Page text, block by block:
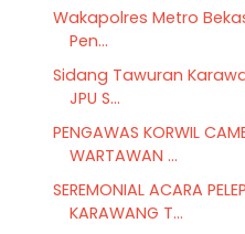
Wakapolres Metro
Pen...
Sidang Tawuran
JPU S...
PENGAWAS KORWIL
WARTAWAN ...
SEREMONIAL ACARA
KARAWANG T...